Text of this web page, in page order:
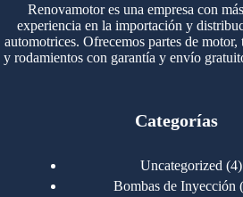
Renovamotor es una empresa con
experiencia en la importación y
automotrices. Ofrecemos partes de
y rodamientos con garantía y envío
Categorías
Uncategorized 44
Bombas de Inyección